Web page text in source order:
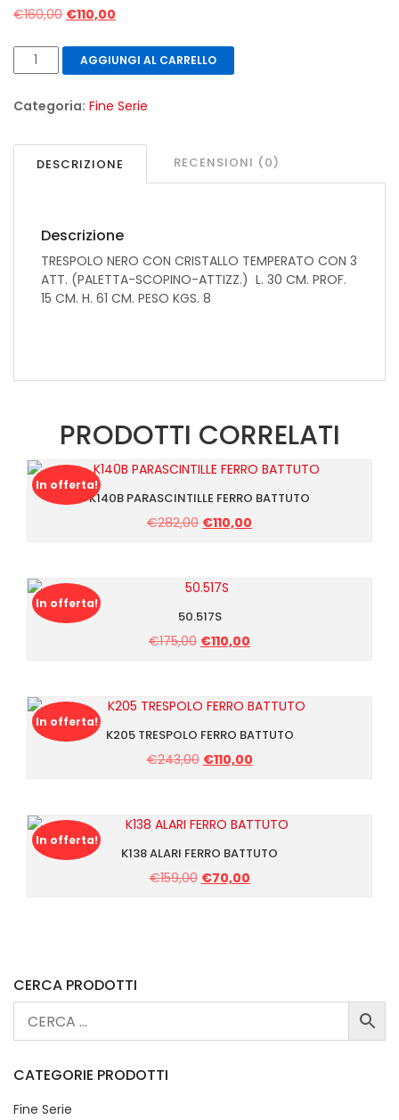
€160,00 Il
originale
era:
€110,00
attuale
è:
TRESPOLO
NERO
50.562
AGGIUNGI AL CARRELLO
Categoria: Fine Serie
DESCRIZIONE RECENSIONI (0)
Descrizione
TRESPOLO NERO CON CRISTALLO TEMPERATO CON 3
ATT. (PALETTA-SCOPINO-ATTIZZ.) L. 30 CM. PROF.
15 CM. H. 61 CM. PESO KGS. 8
PRODOTTI CORRELATI
In offerta!
K140B PARASCINTILLE FERRO BATTUTO
€282,00 Il
era:
€282,00.
€110,00
In offerta!
50.517S
€175,00 Il
€175,00.
€110,00
€110,00.
In offerta!
K205 TRESPOLO FERRO BATTUTO
€243,00 Il
€243,00.
€110,00Il
€110,00.
In offerta!
K138 ALARI FERRO BATTUTO
€159,00 Il€70,00Il
CERCA PRODOTTI
CATEGORIE PRODOTTI
Fine Serie